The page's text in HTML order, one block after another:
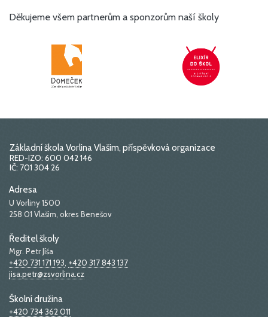
Děkujeme všem partnerům a sponzorům naší školy
Základní škola Vorlina Vlašim, příspěvková organizace
RED-IZO: 600 042 146
IČ: 701 304 26
Adresa
U Vorliny 1500
258 01 Vlašim, okres Benešov
Ředitel školy
Mgr. Petr Jíša
+420 731 171 193, +420 317 843 137
jisa.petr@zsvorlina.cz
Školní družina
+420 734 362 011